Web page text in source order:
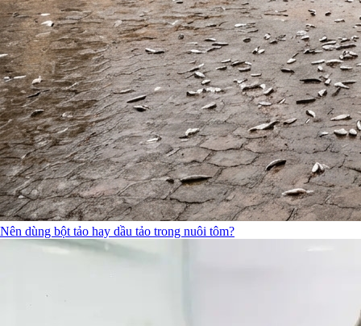
Nên dùng bột tảo hay dầu tảo trong nuôi tôm?